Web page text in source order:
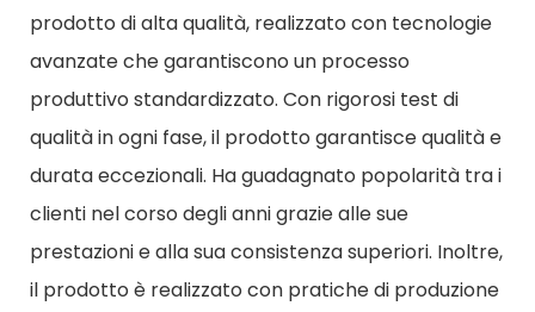
prodotto di alta qualità, realizzato con tecnologie
avanzate che garantiscono un processo
produttivo standardizzato. Con rigorosi test di
qualità in ogni fase, il prodotto garantisce qualità e
durata eccezionali. Ha guadagnato popolarità tra i
clienti nel corso degli anni grazie alle sue
prestazioni e alla sua consistenza superiori. Inoltre,
il prodotto è realizzato con pratiche di produzione